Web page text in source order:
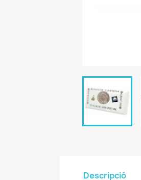
Descripció